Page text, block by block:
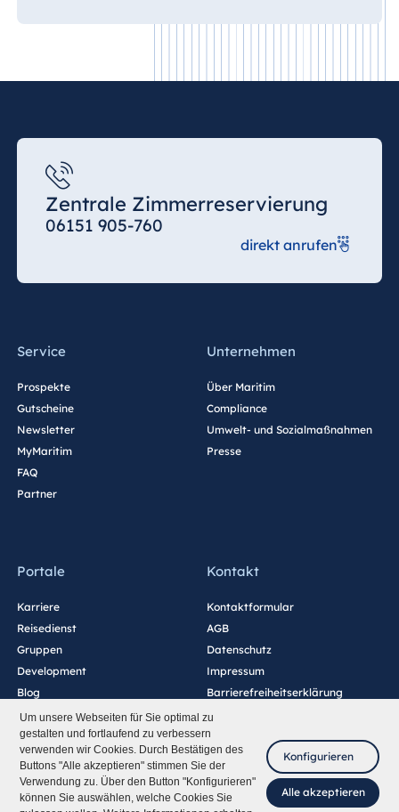
Um unsere Webseiten für Sie optimal zu
gestalten und fortlaufend zu verbessern
verwenden wir Cookies. Durch Bestätigen des
Buttons "Alle akzeptieren" stimmen Sie der
Verwendung zu. Über den Button "Konfigurieren"
können Sie auswählen, welche Cookies Sie
Konfigurieren
Alle akzeptieren
Zentrale Zimmerreservierung
06151 905-760
direkt anrufen
Service
Prospekte
Gutscheine
Newsletter
MyMaritim
FAQ
Partner
Unternehmen
Über Maritim
Compliance
Umwelt- und Sozialmaßnahmen
Presse
Portale
Karriere
Reisedienst
Gruppen
Development
Blog
Kontakt
Kontaktformular
AGB
Datenschutz
Impressum
Barrierefreiheitserklärung
Cookie-Einstellungen